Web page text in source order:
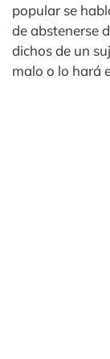
popular se
de abstenerse
dichos de un
malo o lo hará